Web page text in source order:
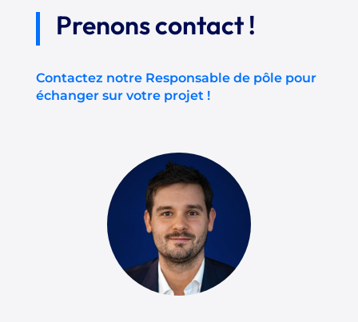
Prenons contact !
Contactez notre Responsable de pôle pour
échanger sur votre projet !